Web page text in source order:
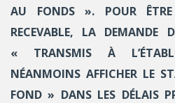
AU FONDS ». POUR ÊTRE
RECEVABLE, LA DEMANDE
« TRANSMIS À
NÉANMOINS AFFICHER LE
FOND » DANS LES DÉLAIS